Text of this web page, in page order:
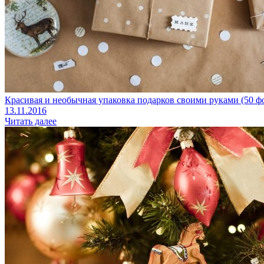
Красивая и необычная упаковка подарков своими руками (50
13.11.2016
Читать далее